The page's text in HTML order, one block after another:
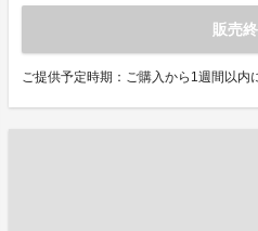
販売
ご提供予定時期：ご購入から1週間以内